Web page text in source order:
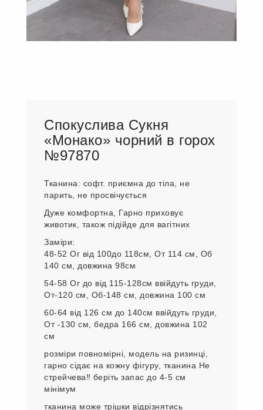
Спокуслива Сукня
«Монако» чорний в горох
№97870
Тканина: софт. приємна до тіла, не
парить, не просвічується
Дуже комфортна, Гарно приховує
животик, також підійде для вагітних
Заміри:
48-52 Ог від 100до 118см, От 114 см, Об
140 см, довжина 98см
54-58 Ог до від 115-128см ввійдуть груди,
От-120 см, Об-148 см, довжина 100 см
60-64 від 126 см до 140см ввійдуть груди,
От -130 см, бедра 166 см, довжина 102
см
розміри повномірні, модель на ризинці,
гарно сідає на кожну фігуру, тканина Не
стрейчева‼️ беріть запас до 4-5 см
мінімум
тканина може трішки відрізнятись